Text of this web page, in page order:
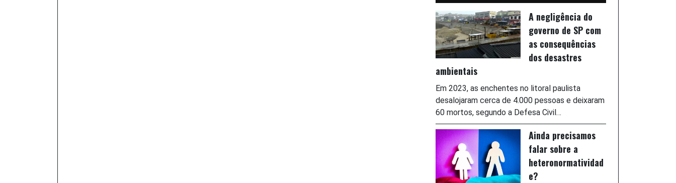
A negligência do
governo de SP com
as consequências
dos desastres
ambientais
Em 2023, as enchentes no litoral paulista
desalojaram cerca de 4.000 pessoas e deixaram
60 mortos, segundo a Defesa Civil…
Ainda precisamos
falar sobre a
heteronormatividad
e?